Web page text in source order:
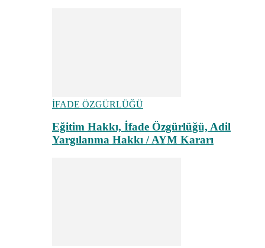
İFADE ÖZGÜRLÜĞÜ
Eğitim Hakkı, İfade Özgürlüğü, Adil
Yargılanma Hakkı / AYM Kararı